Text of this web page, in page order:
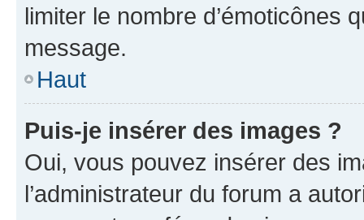
limiter le nombre d’émoticônes
message.
Haut
Puis-je insérer des images ?
Oui, vous pouvez insérer des
l’administrateur du forum a